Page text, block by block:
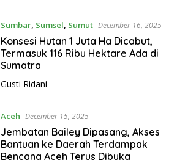
Sumbar, Sumsel, Sumut December 16, 2025
Konsesi Hutan 1 Juta Ha Dicabut,
Termasuk 116 Ribu Hektare Ada di
Sumatra
Gusti Ridani
Aceh December 15, 2025
Jembatan Bailey Dipasang, Akses
Bantuan ke Daerah Terdampak
Bencana Aceh Terus Dibuka